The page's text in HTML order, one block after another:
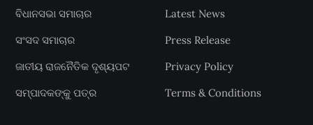
ବିଧାନସଭା ସମାଚାର
ସଂସଦ ସମାଚାର
ଜାତୀୟ ରାଜନୈତିକ ଦୃଶ୍ୟପଟ
ସମ୍ପାଦକଙ୍କୁ ପତ୍ର
Latest News
Press Release
Privacy Policy
Terms & Conditions